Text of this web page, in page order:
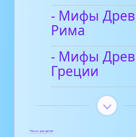
- Мифы
Рима
- Мифы
Греции
Песни для детей